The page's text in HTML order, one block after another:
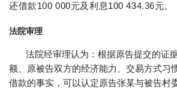
还借款100 000元及利息100 434.36元。
法院审理
法院经审理认为：根据原告提交的证
额、原被告双方的经济能力、交易方式习
借款的事实，可以认定原告张某与被告村